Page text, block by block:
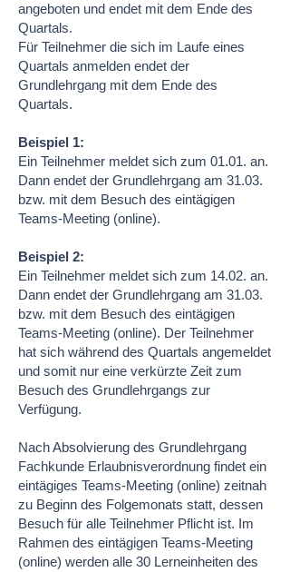
angeboten und endet mit dem Ende des
Quartals.
Für Teilnehmer die sich im Laufe eines
Quartals anmelden endet der
Grundlehrgang mit dem Ende des
Quartals.
Beispiel 1:
Ein Teilnehmer meldet sich zum 01.01. an.
Dann endet der Grundlehrgang am 31.03.
bzw. mit dem Besuch des eintägigen
Teams-Meeting (online).
Beispiel 2:
Ein Teilnehmer meldet sich zum 14.02. an.
Dann endet der Grundlehrgang am 31.03.
bzw. mit dem Besuch des eintägigen
Teams-Meeting (online). Der Teilnehmer
hat sich während des Quartals angemeldet
und somit nur eine verkürzte Zeit zum
Besuch des Grundlehrgangs zur
Verfügung.
Nach Absolvierung des Grundlehrgang
Fachkunde Erlaubnisverordnung findet ein
eintägiges Teams-Meeting (online) zeitnah
zu Beginn des Folgemonats statt, dessen
Besuch für alle Teilnehmer Pflicht ist. Im
Rahmen des eintägigen Teams-Meeting
(online) werden alle 30 Lerneinheiten des